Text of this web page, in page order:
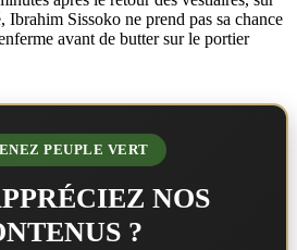
Ibrahim Sissoko ne prend pas sa chance
avant de butter sur le portier
PEUPLE VERT
NOS
?